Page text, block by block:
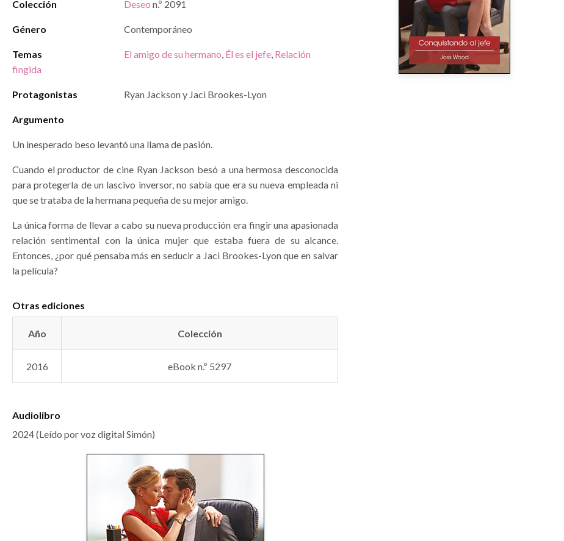
Colección Deseo n.º 2091
Género Contemporáneo
Temas El amigo de su hermano, Él es el jefe, Relación
fingida
Protagonistas Ryan Jackson y Jaci Brookes-Lyon
Argumento
Un inesperado beso levantó una llama de pasión.
Cuando el productor de cine Ryan Jackson besó a una hermosa desconocida
para protegerla de un lascivo inversor, no sabía que era su nueva empleada ni
que se trataba de la hermana pequeña de su mejor amigo.
La única forma de llevar a cabo su nueva producción era fingir una apasionada
relación sentimental con la única mujer que estaba fuera de su alcance.
Entonces, ¿por qué pensaba más en seducir a Jaci Brookes-Lyon que en salvar
la película?
Otras ediciones
Año Colección
2016 eBook n.º 5297
Audiolibro
2024 (Leído por voz digital Simón)